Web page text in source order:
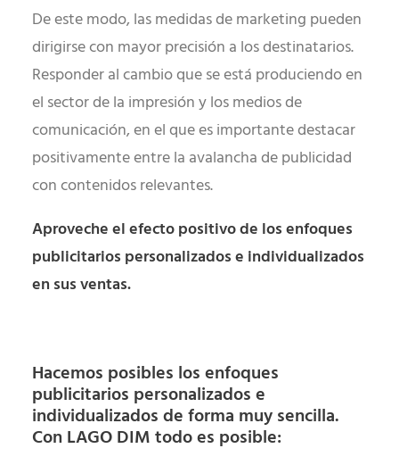
De este modo, las medidas de marketing pueden
dirigirse con mayor precisión a los destinatarios.
Responder al cambio que se está produciendo en
el sector de la impresión y los medios de
comunicación, en el que es importante destacar
positivamente entre la avalancha de publicidad
con contenidos relevantes.
Aproveche el efecto positivo de los enfoques
publicitarios personalizados e individualizados
en sus ventas.
Hacemos posibles los enfoques
publicitarios personalizados e
individualizados de forma muy sencilla.
Con LAGO DIM todo es posible: